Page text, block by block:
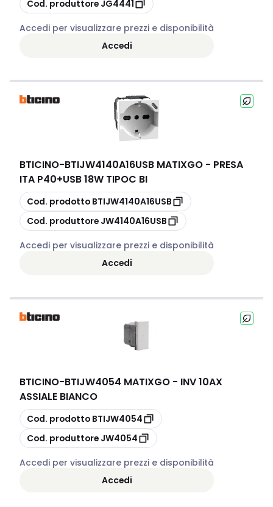
Cod. produttore JG4441
Accedi per visualizzare prezzi e disponibilità
Accedi
BTICINO-BTIJW4140A16USB MATIXGO - PRESA
ITA P40+USB 18W TIPOC BI
copia
Cod. prodotto BTIJW4140A16USB
copia
Cod. produttore JW4140A16USB
Accedi per visualizzare prezzi e disponibilità
Accedi
BTICINO-BTIJW4054 MATIXGO - INV 10AX
ASSIALE BIANCO
copia
Cod. prodotto BTIJW4054
copia
Cod. produttore JW4054
Accedi per visualizzare prezzi e disponibilità
Accedi